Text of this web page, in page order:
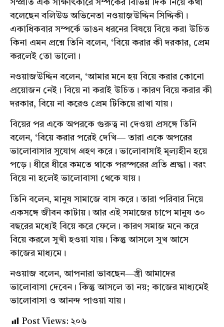
সম্প্রতি এক সাক্ষাৎকারে সম্পর্কের বিভিন্ন দিক নিয়ে কথা
বলেছেন বলিউড অভিনেতা নওয়াজ়উদ্দিন সিদ্দিকী।
একাধিকবার সম্পর্কে ভাঙন ধরনের বিষয়ে বিয়ে করা উচিত
কিনা এমন প্রশ্নে তিনি বলেন, ‘বিয়ে করার কী দরকার, প্রেম
করলেই তো ভালো।
নওয়াজউদ্দিন বলেন, ‘আমার মনে হয় বিয়ে করার কোনো
প্রয়োজন নেই। বিয়ে না করাই উচিত। কারণ বিয়ে করার কী
দরকার, বিয়ে না করেও প্রেম টিকিয়ে রাখা যায়।
বিয়ের পর একে অপরকে গুরুত্ব না দেওয়া প্রসঙ্গে তিনি
বলেন, ‘বিয়ে করার পরেই দেখি— তারা একে অপরের
ভালোবাসার সুযোগ গ্রহণ করে। ভালোবাসাই মূল্যহীন হয়ে
পড়ে। ধীরে ধীরে কমতে থাকে পরস্পরের প্রতি শ্রদ্ধা। বরং
বিয়ে না হলেই ভালোবাসা থেকে যায়।
তিনি বলেন, মানুষ সামাজে বাস করে। তারা পরিবার নিয়ে
একসঙ্গে জীবন কাটায়। আর এই সমাজের চাপে মানুষ ৩০
বছরের মধ্যেই বিয়ে করে ফেলে। কারণ সমাজ মনে করে
বিয়ে করলে সুখী হওয়া যায়। কিন্তু আসলে সুখ আসে
কাজের মাধ্যমে।
নওয়াজ বলেন, আপনারা ভাবছেন—স্ত্রী আমাদের
ভালোবাসা দেবেন। কিন্তু আসলে তা নয়; কাজের মাধ্যমেই
ভালোবাসা ও আনন্দ পাওয়া যায়।
Post Views: ২০৬